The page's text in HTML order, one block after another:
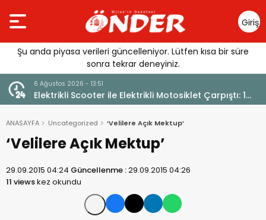
Giriş
Yap
Şu anda piyasa verileri güncelleniyor. Lütfen kısa bir süre
sonra tekrar deneyiniz.
Çarpıştı: 1
6 Ağustos 2026 - 12:17
Güllük’te Alevler Büyümeden
ANASAYFA Uncategorized ‘Velilere Açık Mektup’
‘Velilere Açık Mektup’
29.09.2015 04:24 Güncellenme :29.09.2015 04:26
11 viewskez okundu